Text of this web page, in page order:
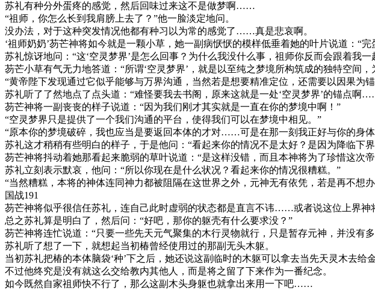
苏礼有种分外蛋疼的感觉，然后回味过来这不是做梦啊……
“祖师，你怎么长到我肩膀上去了？”他一脸淡定地问。
没办法，对于这种突发情况他都有种习以为常的感觉了……真是悲哀啊。
‘祖师奶奶’芴芒神将如今就是一颗小草，她一副病恹恹的模样低垂着她的叶片说道：“
苏礼惊讶地问：“这‘空灵梦界’是怎么回事？为什么我没什么事，祖师你反而会跟着我一
芴芒小草有气无力地答道：“所谓‘空灵梦界’，就是以至纯之梦境所构筑成的独特空间
“黄帝陛下发现通过它似乎能够与万界沟通，当然若是想要精准定位，还需要以因果为
苏礼听了了然地点了点头道：“难怪要我去书阁，原来这就是一处‘空灵梦界’的锚点
芴芒神将一副丧丧的样子说道：“因为我们刚才其实就是一直在你的梦境中啊！”
“空灵梦界只是提供了一个我们沟通的平台，使得我们可以在梦境中相见。”
“原本你的梦境破碎，我也应当是要返回本体的才对……可是在那一刻我正好与你的身
苏礼这才稍稍有些明白的样子，于是他问：“看起来你的情况不是太好？是因为降临下
芴芒神将抖动着她那看起来脆弱的草叶说道：“是这样没错，而且本神将为了珍惜这
苏礼立刻表示默哀，他问：“所以你现在是什么状况？看起来你的情况很糟糕。”
“当然糟糕，本将的神体连同神力都被阻隔在这世界之外，元神无有依凭，若是再不想
国战191
芴芒神将似乎很信任苏礼，连自己此时虚弱的状态都是直言不讳……或者说这位上界神
总之苏礼算是明白了，然后问：“好吧，那你的躯壳有什么要求没？”
芴芒神将连忙说道：“只要一些先天元气聚集的木行灵物就行，只是暂存元神，并没有
苏礼听了想了一下，就想起当初椿曾经使用过的那副无头木躯。
当初苏礼把椿的本体脑袋‘种’下之后，她还说这副临时的木躯可以拿去当先天灵木去给
不过他终究是没有就这么交给教内其他人，而是将之留了下来作为一番纪念。
如今既然自家祖师快不行了，那么这副木头身躯也就拿出来用一下吧……